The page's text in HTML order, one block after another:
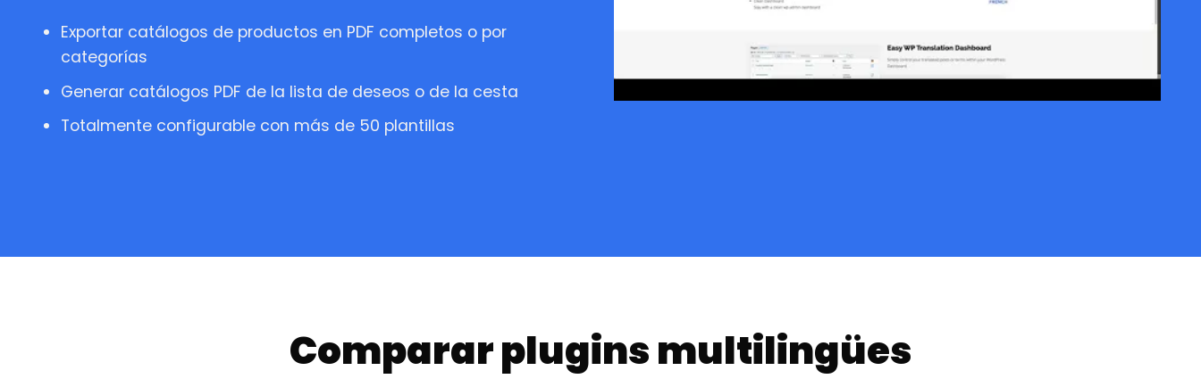
Exportar catálogos de productos en PDF completos o por
categorías
Generar catálogos PDF de la lista de deseos o de la cesta
Totalmente configurable con más de 50 plantillas
Comparar plugins multilingües